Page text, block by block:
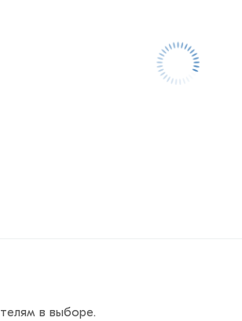
в выборе.